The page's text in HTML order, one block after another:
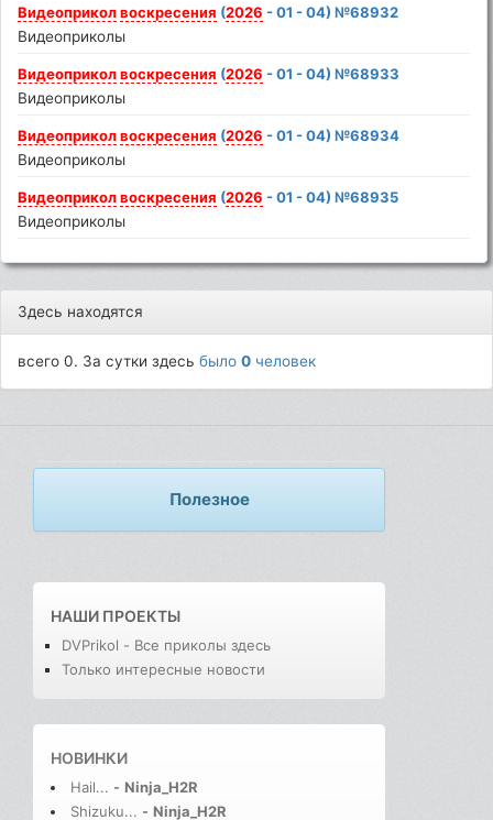
Видеоприкол воскресения (2026 - 01 - 04) №68932
Видеоприколы
Видеоприкол воскресения (2026 - 01 - 04) №68933
Видеоприколы
Видеоприкол воскресения (2026 - 01 - 04) №68934
Видеоприколы
Видеоприкол воскресения (2026 - 01 - 04) №68935
Видеоприколы
Здесь находятся
всего 0. За сутки здесьбыло0 человек
Полезное
НАШИ ПРОЕКТЫ
DVPrikol - Все приколы здесь
Только интересные новости
НОВИНКИ
Hail... - Ninja_H2R
Shizuku... - Ninja_H2R